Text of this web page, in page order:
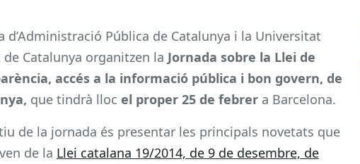
d’Administració Pública de Catalunya i la Universitat
de Catalunya organitzen la Jornada sobre la Llei de
accés a la informació pública i bon govern, de
que tindrà lloc el proper 25 de febrer a Barcelona.
de la jornada és presentar les principals novetats que
de la Llei catalana 19/2014, de 9 de desembre, de